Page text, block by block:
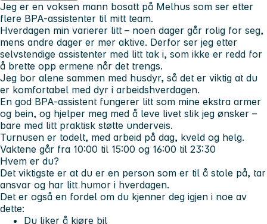
Jeg er en voksen mann bosatt på Melhus som ser etter
flere BPA-assistenter til mitt team.
Hverdagen min varierer litt – noen dager går rolig for seg,
mens andre dager er mer aktive. Derfor ser jeg etter
selvstendige assistenter med litt tak i, som ikke er redd for
å brette opp ermene når det trengs.
Jeg bor alene sammen med husdyr, så det er viktig at du
er komfortabel med dyr i arbeidshverdagen.
En god BPA-assistent fungerer litt som mine ekstra armer
og bein, og hjelper meg med å leve livet slik jeg ønsker –
bare med litt praktisk støtte underveis.
Turnusen er todelt, med arbeid på dag, kveld og helg.
Vaktene går fra 10:00 til 15:00 og 16:00 til 23:30
Hvem er du?
Det viktigste er at du er en person som er til å stole på, tar
ansvar og har litt humor i hverdagen.
Det er også en fordel om du kjenner deg igjen i noe av
dette:
Du liker å kjøre bil